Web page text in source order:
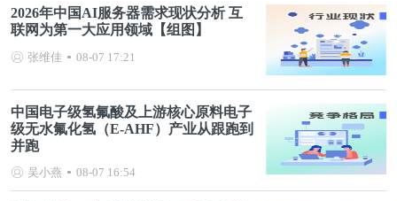
2026年中国AI服务器需求现状分析 互
联网为第一大应用领域【组图】
张维佳 08-07 17:21
中国电子级氢氟酸及上游核心原料电子
级无水氟化氢（E-AHF）产业从跟跑到
并跑
吴小燕 08-07 16:54